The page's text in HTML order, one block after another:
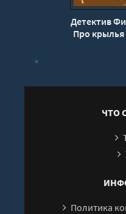
Детектив
Про
ЧТО
Политика